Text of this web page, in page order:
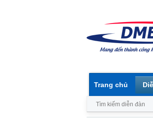
Trang chủ
Tìm kiếm diễn đàn